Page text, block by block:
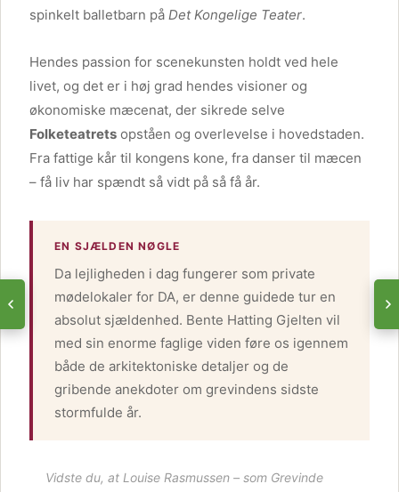
spinkelt balletbarn på Det Kongelige Teater.
Hendes passion for scenekunsten holdt ved hele
livet, og det er i høj grad hendes visioner og
økonomiske mæcenat, der sikrede selve
Folketeatrets opståen og overlevelse i hovedstaden.
Fra fattige kår til kongens kone, fra danser til mæcen
– få liv har spændt så vidt på så få år.
EN SJÆLDEN NØGLE
Da lejligheden i dag fungerer som private
mødelokaler for DA, er denne guidede tur en
absolut sjældenhed. Bente Hatting Gjelten vil
med sin enorme faglige viden føre os igennem
både de arkitektoniske detaljer og de
gribende anekdoter om grevindens sidste
stormfulde år.
Vidste du, at Louise Rasmussen – som Grevinde